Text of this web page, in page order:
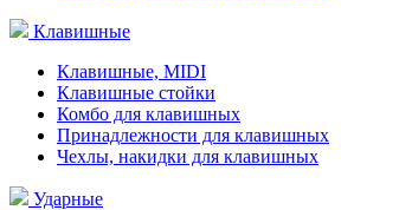
Клавишные
Клавишные, MIDI
Клавишные стойки
Комбо для клавишных
Принадлежности для клавишных
Чехлы, накидки для клавишных
Ударные